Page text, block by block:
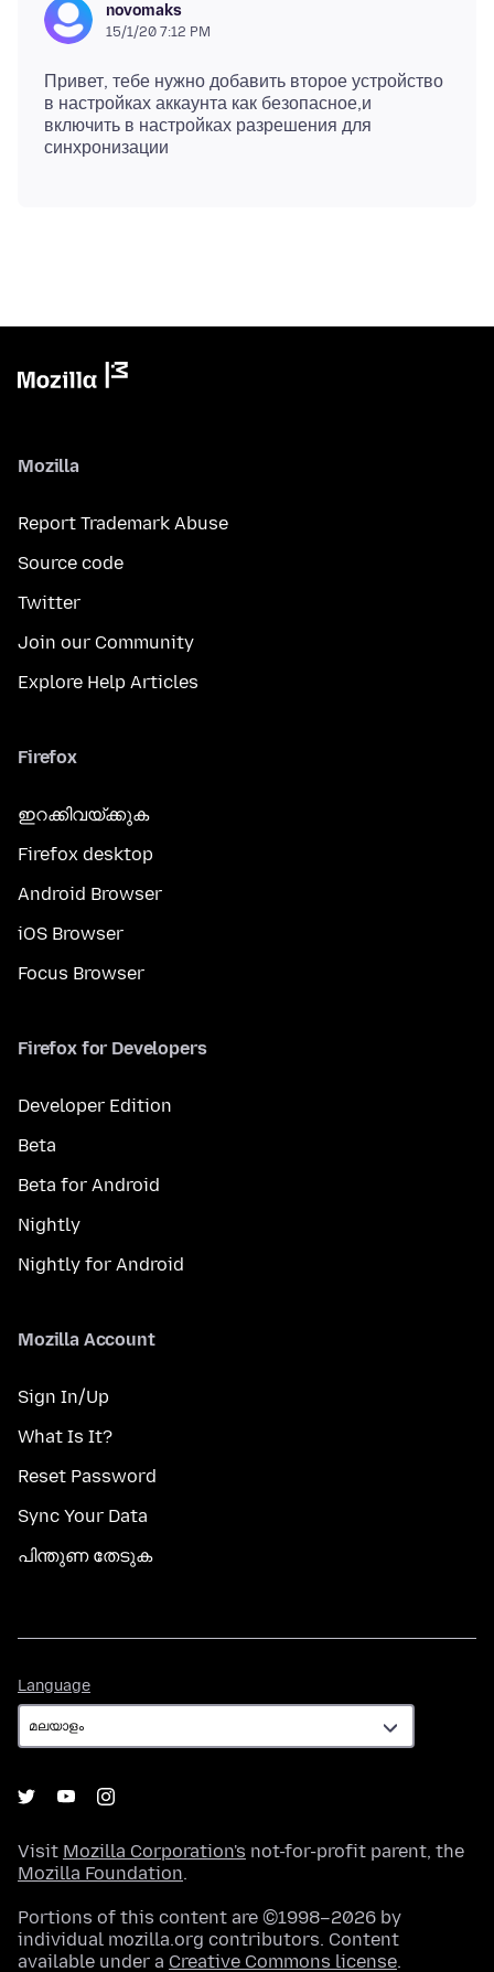
novomaks
15/1/20 7:12 PM
Привет, тебе нужно добавить второе устройство
в настройках аккаунта как безопасное,и
включить в настройках разрешения для
Mozilla
Report Trademark Abuse
Source code
Twitter
Join our Community
Explore Help Articles
Firefox
ഇറക്കിവയ്ക്കുക
Firefox desktop
Android Browser
iOS Browser
Focus Browser
Firefox for Developers
Developer Edition
Beta
Beta for Android
Nightly
Nightly for Android
Mozilla Account
Sign In/Up
What Is It?
Reset Password
Sync Your Data
പിന്തുണ തേടുക
Language
Visit Mozilla Corporation's not-for-profit parent, the
Mozilla Foundation.
Portions of this content are ©1998–2026 by
individual mozilla.org contributors. Content
available under a Creative Commons license.